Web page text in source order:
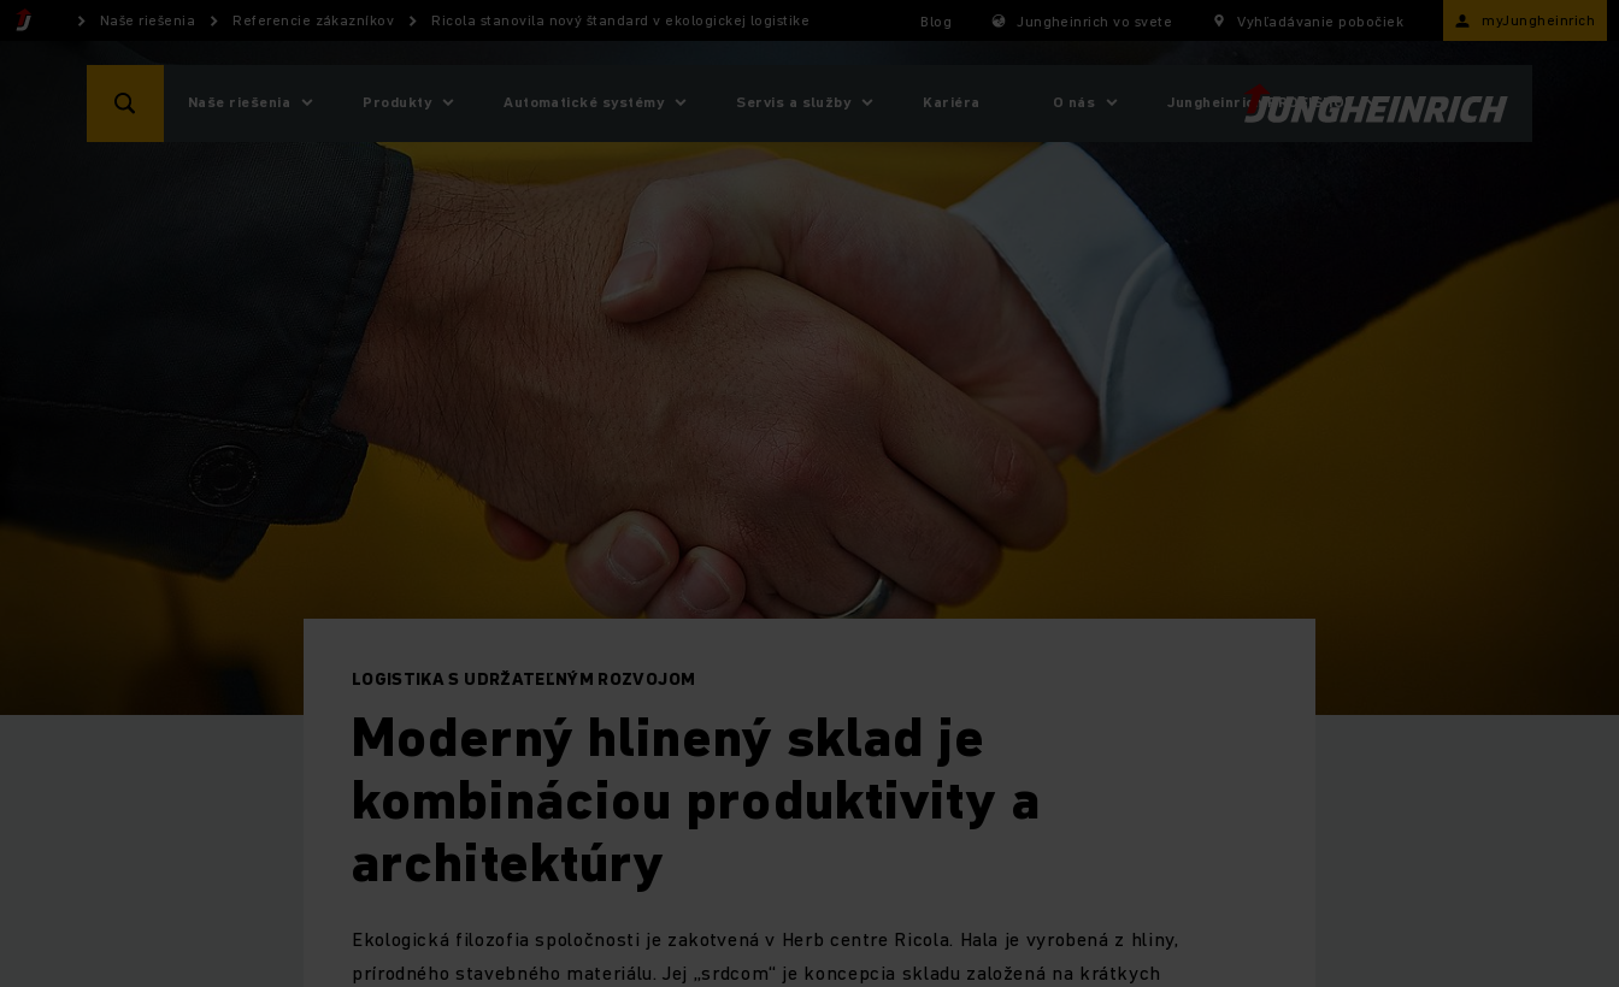
Naše riešenia Referencie zákazníkov Ricola stanovila nový štandard v ekologickej logistike Blog Jungheinrich vo svete Vyhľadávanie pobočiek myJungheinrich
Naše riešenia Produkty Automatické systémy Servis a služby Kariéra O nás Jungheinrich PROFISHOP
LOGISTIKA S UDRŽATEĽNÝM ROZVOJOM
Moderný hlinený sklad je
kombináciou produktivity a
architektúry
Ekologická filozofia spoločnosti je zakotvená v Herb centre Ricola. Hala je vyrobená z hliny,
prírodného stavebného materiálu. Jej „srdcom“ je koncepcia skladu založená na krátkych